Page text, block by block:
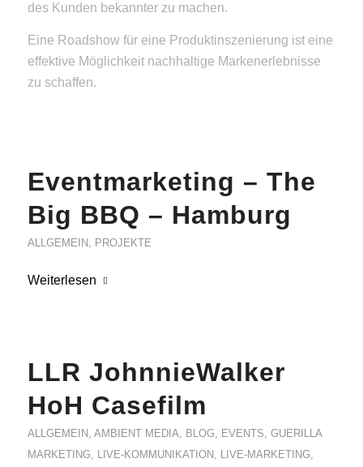
des Kunden bekannter zu machen.
Eine Roadshow für eine Produktinszenierung ist eine
effektive Möglichkeit nachhaltige Markenerlebnisse
zu schaffen.
Eventmarketing – The
Big BBQ – Hamburg
ALLGEMEIN, PROJEKTE
Weiterlesen
LLR JohnnieWalker
HoH Casefilm
ALLGEMEIN, AMBIENT MEDIA, BLOG, EVENTS, GUERILLA
MARKETING, LIVE-KOMMUNIKATION, LIVE-MARKETING,